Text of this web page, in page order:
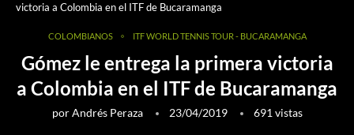
victoria a Colombia en el ITF de Bucaramanga
COLOMBIANOS ITF WORLD TENNIS TOUR - BUCARAMANGA
Gómez le entrega la primera victoria
a Colombia en el ITF de Bucaramanga
porAndrés Peraza 23/04/2019 691 vistas